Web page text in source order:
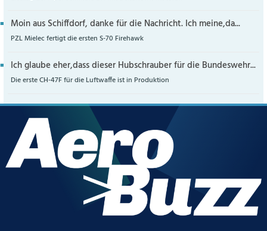
Moin aus Schiffdorf, danke für die Nachricht. Ich meine,da...
PZL Mielec fertigt die ersten S-70 Firehawk
Ich glaube eher,dass dieser Hubschrauber für die Bundeswehr...
Die erste CH-47F für die Luftwaffe ist in Produktion